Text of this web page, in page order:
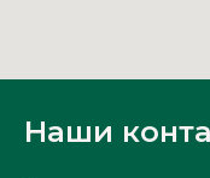
Наши